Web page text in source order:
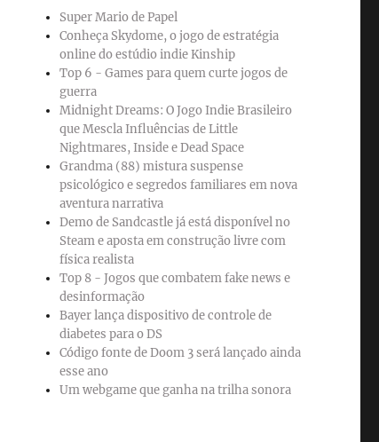
Super Mario de Papel
Conheça Skydome, o jogo de estratégia
online do estúdio indie Kinship
Top 6 - Games para quem curte jogos de
guerra
Midnight Dreams: O Jogo Indie Brasileiro
que Mescla Influências de Little
Nightmares, Inside e Dead Space
Grandma (88) mistura suspense
psicológico e segredos familiares em nova
aventura narrativa
Demo de Sandcastle já está disponível no
Steam e aposta em construção livre com
física realista
Top 8 - Jogos que combatem fake news e
desinformação
Bayer lança dispositivo de controle de
diabetes para o DS
Código fonte de Doom 3 será lançado ainda
esse ano
Um webgame que ganha na trilha sonora